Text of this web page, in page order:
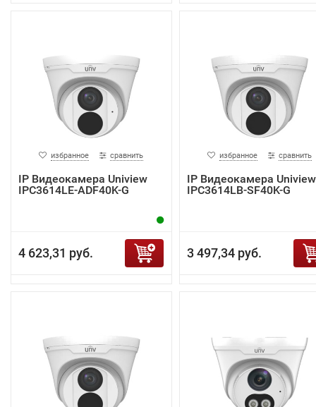
избранное сравнить
IP Видеокамера Uniview
IPC3614LE-ADF40K-G
4 623,31 руб.
избранное сравнить
IP Видеокамера Uniview
IPC3614LB-SF40K-G
3 497,34 руб.